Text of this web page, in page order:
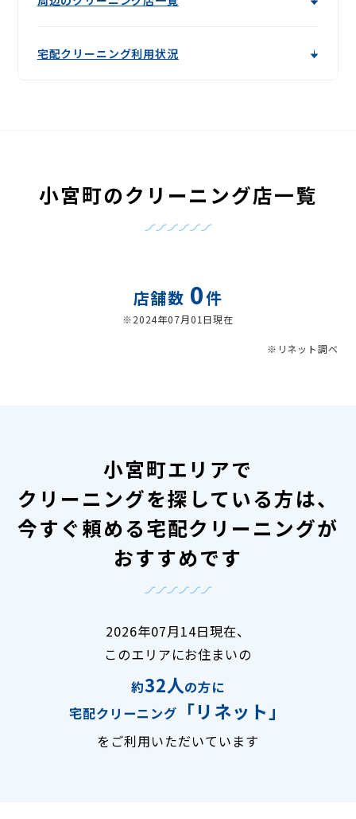
宅配クリーニング利用状況
小宮町のクリーニング店一覧
店舗数 0件
※2024年07月01日現在
※リネット調べ
小宮町エリアで
クリーニングを探している方は、
今すぐ頼める宅配クリーニングが
おすすめです
2026年07月14日現在、
このエリアにお住まいの
約32人の方に
宅配クリーニング
「リネット」
をご利用いただいています